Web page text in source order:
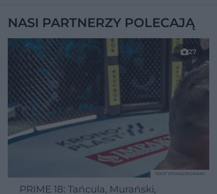
NASI PARTNERZY POLECAJĄ
27
PRIME 18: Tańcula, Murański,
TEKST SPONSOROWANY